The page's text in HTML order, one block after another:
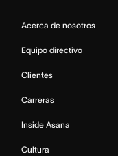
Acerca de nosotros
Equipo directivo
Clientes
Carreras
Inside Asana
Cultura